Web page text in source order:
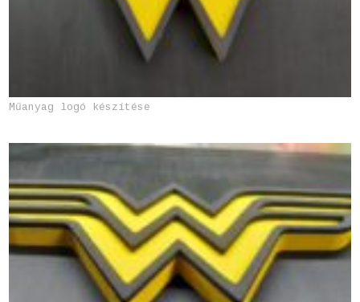
Műanyag logó készítése